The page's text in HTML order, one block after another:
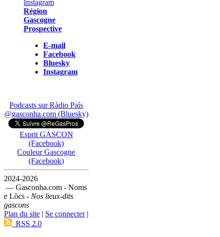
Région
Gascogne
Prospective
E-mail
Facebook
Bluesky
Instagram
Podcasts sur Ràdio País
@gasconha.com (Bluesky)
Esprit GASCON
(Facebook)
Couleur Gascogne
(Facebook)
2024-2026
— Gasconha.com - Noms
e Lòcs - Nos lieux-dits
gascons
Plan du site | Se connecter|
RSS 2.0